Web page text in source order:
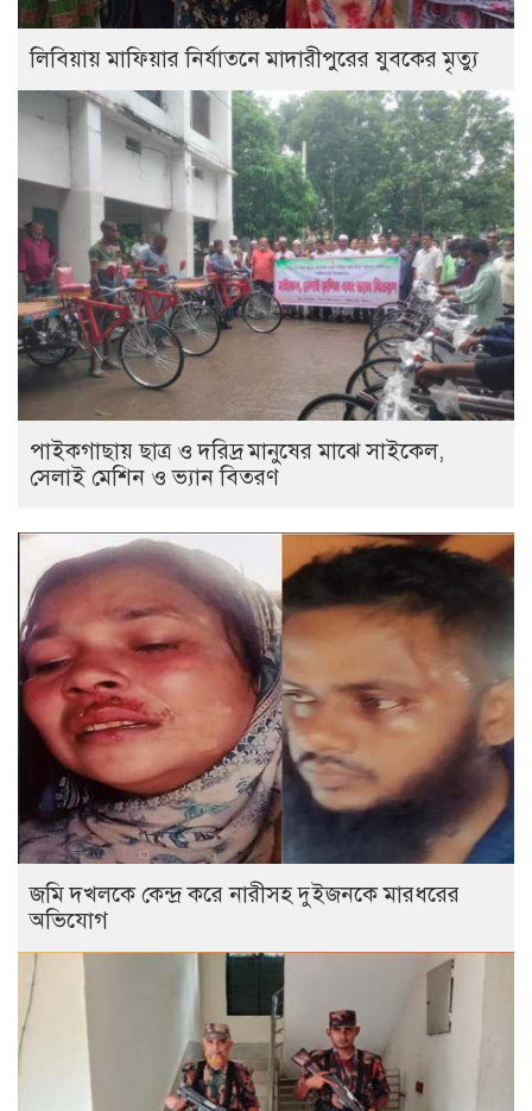
লিবিয়ায় মাফিয়ার নির্যাতনে মাদারীপুরের যুবকের মৃত্যু
পাইকগাছায় ছাত্র ও দরিদ্র মানুষের মাঝে সাইকেল,
সেলাই মেশিন ও ভ্যান বিতরণ
জমি দখলকে কেন্দ্র করে নারীসহ দুইজনকে মারধরের
অভিযোগ